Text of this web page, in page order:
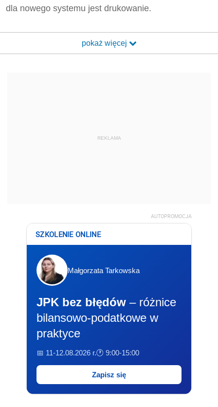
dla nowego systemu jest drukowanie.
pokaż więcej
REKLAMA
AUTOPROMOCJA
SZKOLENIE ONLINE
Małgorzata Tarkowska
JPK bez błędów – różnice
bilansowo-podatkowe w
praktyce
📅 11-12.08.2026 r.🕐 9:00-15:00
Zapisz się